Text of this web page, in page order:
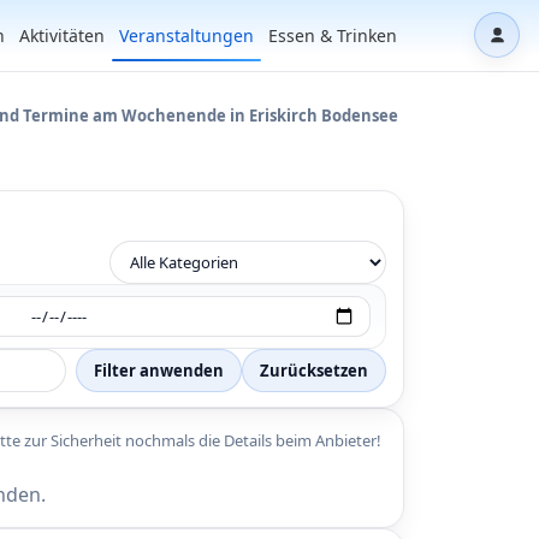
Aktivitäten Veranstaltungen Essen & Trinken
Termine am Wochenende in Eriskirch Bodensee
Filter anwenden Zurücksetzen
zur Sicherheit nochmals die Details beim Anbieter!